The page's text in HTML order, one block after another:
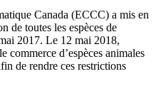
Canada (ECCC) a mis en
de toutes les espèces de
2017. Le 12 mai 2018,
d’espèces animales
de rendre ces restrictions